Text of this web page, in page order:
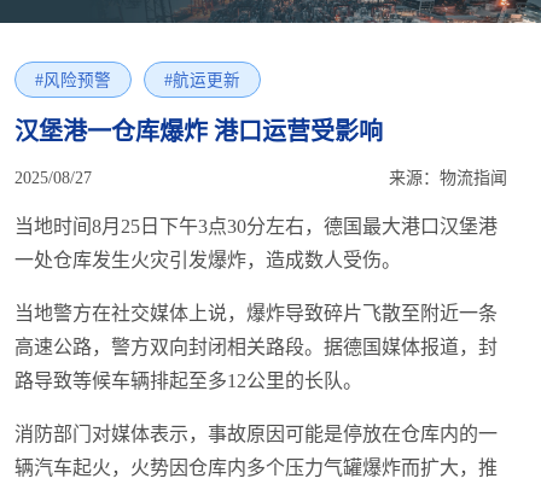
#风险预警 #航运更新
汉堡港一仓库爆炸 港口运营受影响
2025/08/27 来源：物流指闻
当地时间8月25日下午3点30分左右，德国最大港口汉堡港
一处仓库发生火灾引发爆炸，造成数人受伤。
当地警方在社交媒体上说，爆炸导致碎片飞散至附近一条
高速公路，警方双向封闭相关路段。据德国媒体报道，封
路导致等候车辆排起至多12公里的长队。
消防部门对媒体表示，事故原因可能是停放在仓库内的一
辆汽车起火，火势因仓库内多个压力气罐爆炸而扩大，推